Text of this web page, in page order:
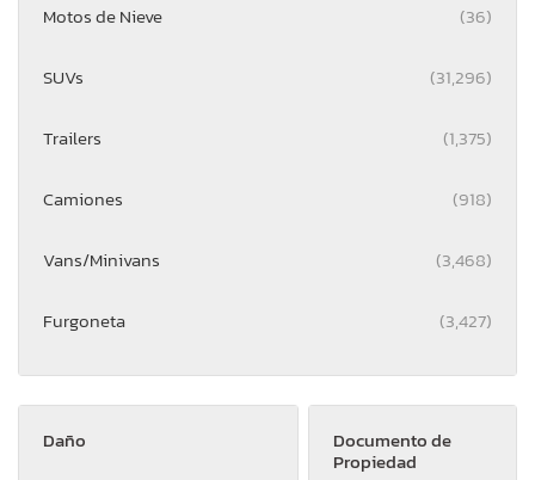
Motos de Nieve (36)
SUVs (31,296)
Trailers (1,375)
Camiones (918)
Vans/Minivans (3,468)
Furgoneta (3,427)
Daño Documento de
Propiedad